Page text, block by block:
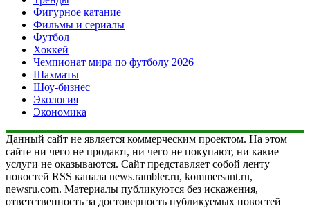
Фигурное катание
Фильмы и сериалы
Футбол
Хоккей
Чемпионат мира по футболу 2026
Шахматы
Шоу-бизнес
Экология
Экономика
Данный сайт не является коммерческим проектом. На этом
сайте ни чего не продают, ни чего не покупают, ни какие
услуги не оказываются. Сайт представляет собой ленту
новостей RSS канала news.rambler.ru, kommersant.ru,
newsru.com. Материалы публикуются без искажения,
ответственность за достоверность публикуемых новостей